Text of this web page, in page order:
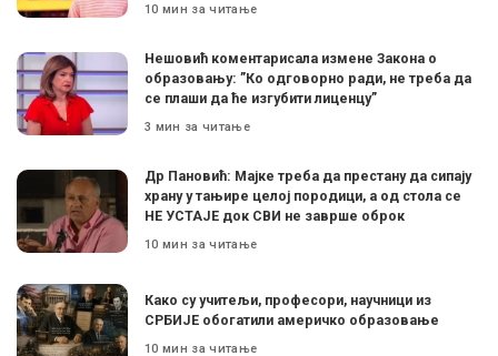
10 мин за читање
Нешовић коментарисала измене Закона о
образовању: ”Ко одговорно ради, не треба да
се плаши да ће изгубити лиценцу”
3 мин за читање
Др Пановић: Мајке треба да престану да сипају
храну у тањире целој породици, а од стола се
НЕ УСТАЈЕ док СВИ не заврше оброк
10 мин за читање
Како су учитељи, професори, научници из
СРБИЈЕ обогатили америчко образовање
10 мин за читање